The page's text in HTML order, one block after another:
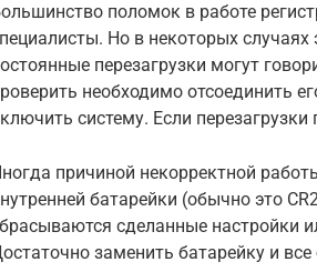
поломок в работе
Но в некоторых
перезагрузки могут
необходимо отсоединить
систему. Если
причиной некорректной
батарейки (обычно это
сделанные настройки
заменить батарейку и все